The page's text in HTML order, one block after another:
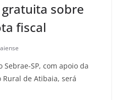
sobre
fiscal
SP, com apoio da
de Atibaia, será